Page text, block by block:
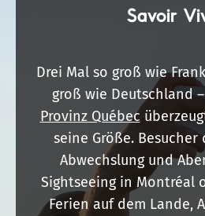
Savoir
Drei Mal so groß wie
groß wie Deutschland
Provinz Québec
seine Größe.
Abwechslung und
Sightseeing in Montréal
Ferien auf dem Lande,